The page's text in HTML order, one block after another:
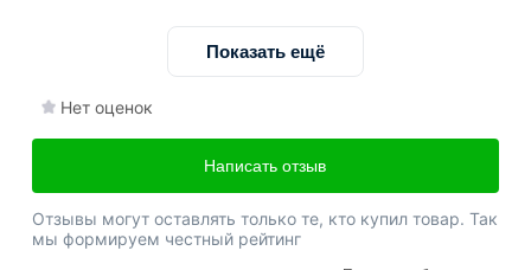
Показать ещё
Нет оценок
Написать отзыв
Отзывы могут оставлять только те, кто купил товар. Так
мы формируем честный рейтинг